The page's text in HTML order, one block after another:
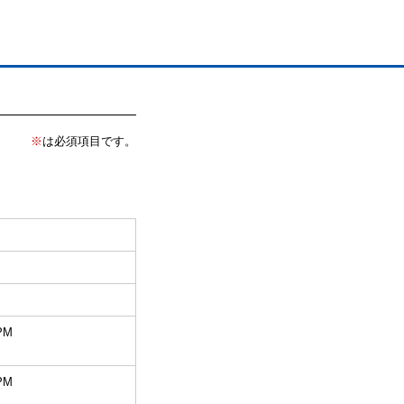
※ は必須項目です。